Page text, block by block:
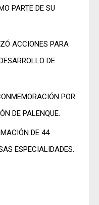
PARTE DE SU
ACCIONES PARA
DE
POR
DE PALENQUE.
DE 44
ESPECIALIDADES.